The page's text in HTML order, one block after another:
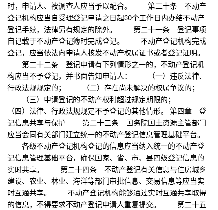
时，申请人、被调查人应当予以配合。 第二十条 不动产
登记机构应当自受理登记申请之日起30个工作日内办结不动产
登记手续，法律另有规定的除外。 第二十一条 登记事项
自记载于不动产登记簿时完成登记。 不动产登记机构完成
登记，应当依法向申请人核发不动产权属证书或者登记证明。
第二十二条 登记申请有下列情形之一的，不动产登记机
构应当不予登记，并书面告知申请人： （一）违反法律、
行政法规规定的； （二）存在尚未解决的权属争议的；
（三）申请登记的不动产权利超过规定期限的；
（四）法律、行政法规规定不予登记的其他情形。 第四章 登
记信息共享与保护 第二十三条 国务院国土资源主管部门
应当会同有关部门建立统一的不动产登记信息管理基础平台。
各级不动产登记机构登记的信息应当纳入统一的不动产登
记信息管理基础平台，确保国家、省、市、县四级登记信息的
实时共享。 第二十四条 不动产登记有关信息与住房城乡
建设、农业、林业、海洋等部门审批信息、交易信息等应当实
时互通共享。 不动产登记机构能够通过实时互通共享取得
的信息，不得要求不动产登记申请人重复提交。 第二十五